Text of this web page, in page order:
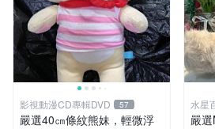
影視動漫CD專輯DVD 57
嚴選40㎝條紋熊妹，輕微浮
水星
嚴